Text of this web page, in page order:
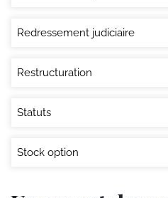
Redressement judiciaire
Restructuration
Statuts
Stock option